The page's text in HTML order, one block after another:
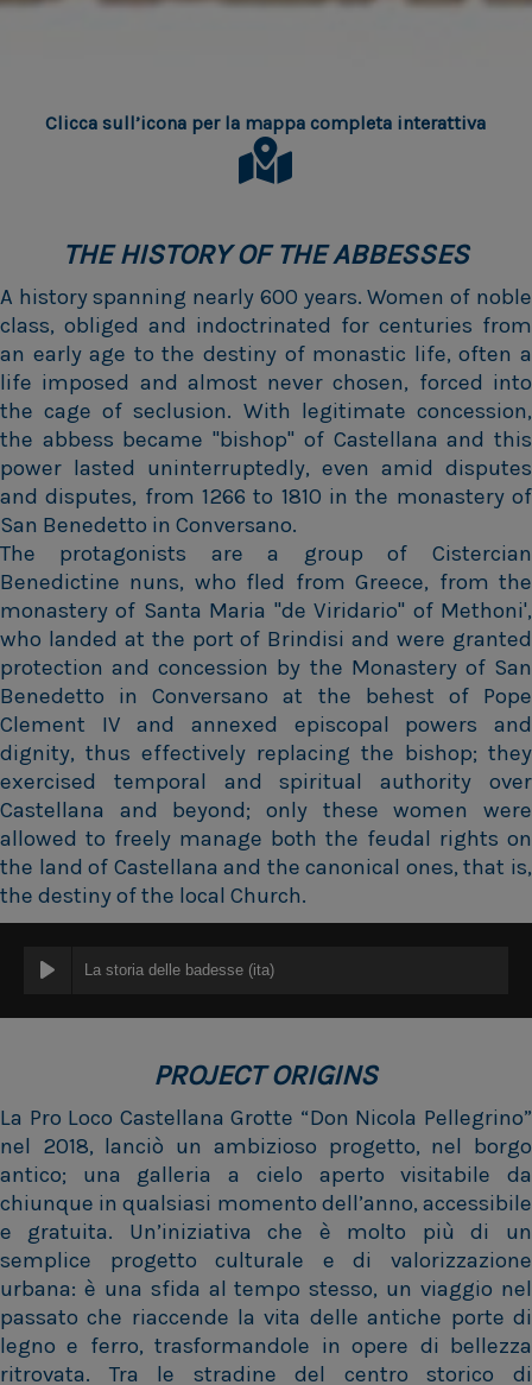
Clicca sull’icona per la mappa completa interattiva
THE HISTORY OF THE ABBESSES
A history spanning nearly 600 years. Women of noble
class, obliged and indoctrinated for centuries from
an early age to the destiny of monastic life, often a
life imposed and almost never chosen, forced into
the cage of seclusion. With legitimate concession,
the abbess became "bishop" of Castellana and this
power lasted uninterruptedly, even amid disputes
and disputes, from 1266 to 1810 in the monastery of
San Benedetto in Conversano.
The protagonists are a group of Cistercian
Benedictine nuns, who fled from Greece, from the
monastery of Santa Maria "de Viridario" of Methoni',
who landed at the port of Brindisi and were granted
protection and concession by the Monastery of San
Benedetto in Conversano at the behest of Pope
Clement IV and annexed episcopal powers and
dignity, thus effectively replacing the bishop; they
exercised temporal and spiritual authority over
Castellana and beyond; only these women were
allowed to freely manage both the feudal rights on
the land of Castellana and the canonical ones, that is,
the destiny of the local Church.
La storia delle badesse (ita)
PROJECT ORIGINS
La Pro Loco Castellana Grotte “Don Nicola Pellegrino”
nel 2018, lanciò un ambizioso progetto, nel borgo
antico; una galleria a cielo aperto visitabile da
chiunque in qualsiasi momento dell’anno, accessibile
e gratuita. Un’iniziativa che è molto più di un
semplice progetto culturale e di valorizzazione
urbana: è una sfida al tempo stesso, un viaggio nel
passato che riaccende la vita delle antiche porte di
legno e ferro, trasformandole in opere di bellezza
ritrovata. Tra le stradine del centro storico di